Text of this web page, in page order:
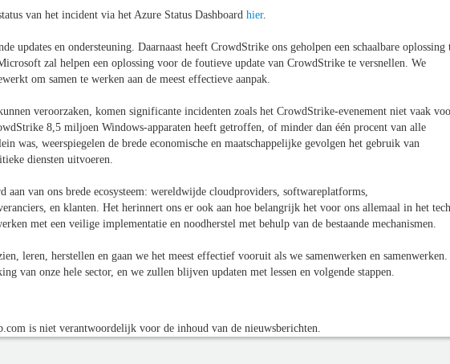
van het incident via het Azure Status Dashboard hier.
updates en ondersteuning. Daarnaast heeft CrowdStrike ons geholpen een schaalbare oplossing
zal helpen een oplossing voor de foutieve update van CrowdStrike te versnellen. We
om samen te werken aan de meest effectieve aanpak.
veroorzaken, komen significante incidenten zoals het CrowdStrike-evenement niet vaak
8,5 miljoen Windows-apparaten heeft getroffen, of minder dan één procent van alle
was, weerspiegelen de brede economische en maatschappelijke gevolgen het gebruik van
diensten uitvoeren.
van ons brede ecosysteem: wereldwijde cloudproviders, softwareplatforms,
en klanten. Het herinnert ons er ook aan hoe belangrijk het voor ons allemaal in het
met een veilige implementatie en noodherstel met behulp van de bestaande mechanismen.
leren, herstellen en gaan we het meest effectief vooruit als we samenwerken en samenwerken.
van onze hele sector, en we zullen blijven updaten met lessen en volgende stappen.
is niet verantwoordelijk voor de inhoud van de nieuwsberichten.